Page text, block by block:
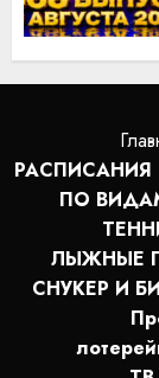
РАСПИСАНИЯ
ПО
ЛЫЖНЫЕ
СНУКЕР И